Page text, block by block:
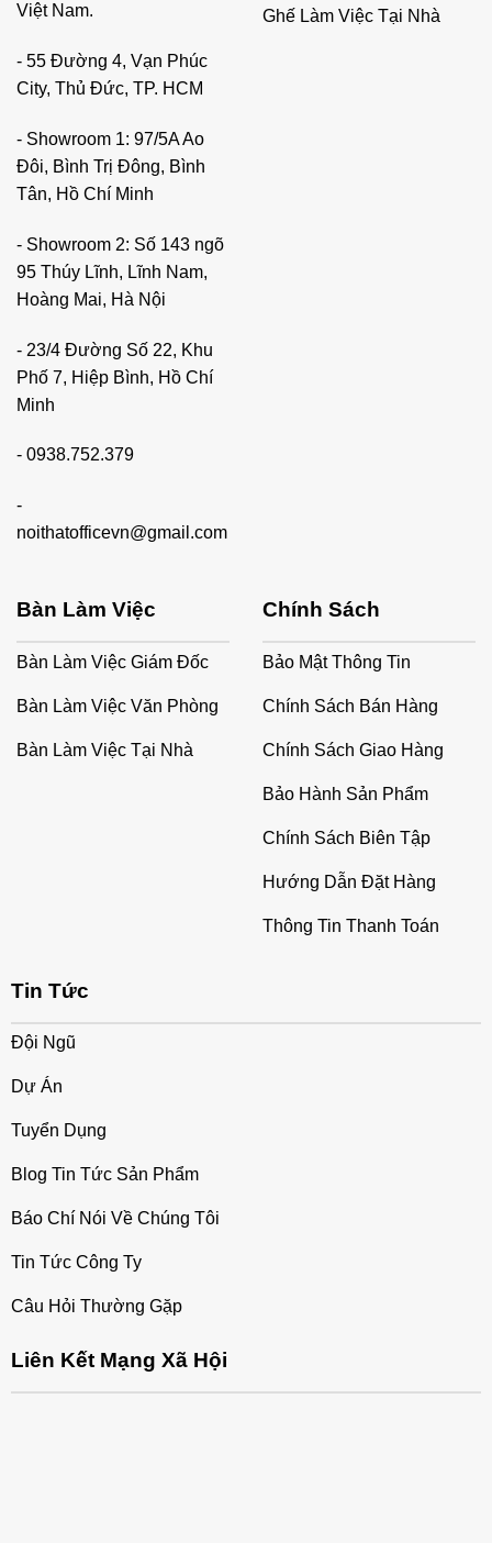
Việt Nam.
- 55 Đường 4, Vạn Phúc
City, Thủ Đức, TP. HCM
- Showroom 1: 97/5A Ao
Đôi, Bình Trị Đông, Bình
Tân, Hồ Chí Minh
- Showroom 2: Số 143 ngõ
95 Thúy Lĩnh, Lĩnh Nam,
Hoàng Mai, Hà Nội
- 23/4 Đường Số 22, Khu
Phố 7, Hiệp Bình, Hồ Chí
Minh
- 0938.752.379
-
noithatofficevn@gmail.com
Ghế Làm Việc Tại Nhà
Bàn Làm Việc
Bàn Làm Việc Giám Đốc
Bàn Làm Việc Văn Phòng
Bàn Làm Việc Tại Nhà
Chính Sách
Bảo Mật Thông Tin
Chính Sách Bán Hàng
Chính Sách Giao Hàng
Bảo Hành Sản Phẩm
Chính Sách Biên Tập
Hướng Dẫn Đặt Hàng
Thông Tin Thanh Toán
Tin Tức
Đội Ngũ
Dự Án
Tuyển Dụng
Blog Tin Tức Sản Phẩm
Báo Chí Nói Về Chúng Tôi
Tin Tức Công Ty
Câu Hỏi Thường Gặp
Liên Kết Mạng Xã Hội